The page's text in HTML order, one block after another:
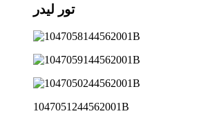
تور لیدر
1047051244562001B